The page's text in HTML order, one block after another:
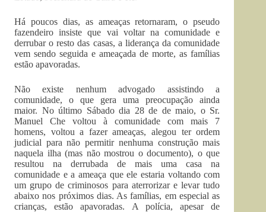
Há poucos dias, as ameaças retornaram, o pseudo
fazendeiro insiste que vai voltar na comunidade e
derrubar o resto das casas, a liderança da comunidade
vem sendo seguida e ameaçada de morte, as famílias
estão apavoradas.
Não existe nenhum advogado assistindo a
comunidade, o que gera uma preocupação ainda
maior. No último Sábado dia 28 de de maio, o Sr.
Manuel Che voltou à comunidade com mais 7
homens, voltou a fazer ameaças, alegou ter ordem
judicial para não permitir nenhuma construção mais
naquela ilha (mas não mostrou o documento), o que
resultou na derrubada de mais uma casa na
comunidade e a ameaça que ele estaria voltando com
um grupo de criminosos para aterrorizar e levar tudo
abaixo nos próximos dias. As famílias, em especial as
crianças, estão apavoradas. A polícia, apesar de